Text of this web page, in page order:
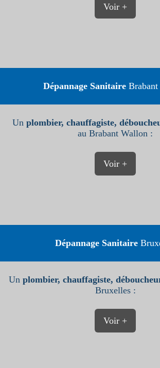
Voir +
Dépannage Sanitaire
Un plombier, chauffagiste,
au Brabant Wallon :
Voir +
Dépannage Sanitaire
Un plombier, chauffagiste,
Bruxelles :
Voir +